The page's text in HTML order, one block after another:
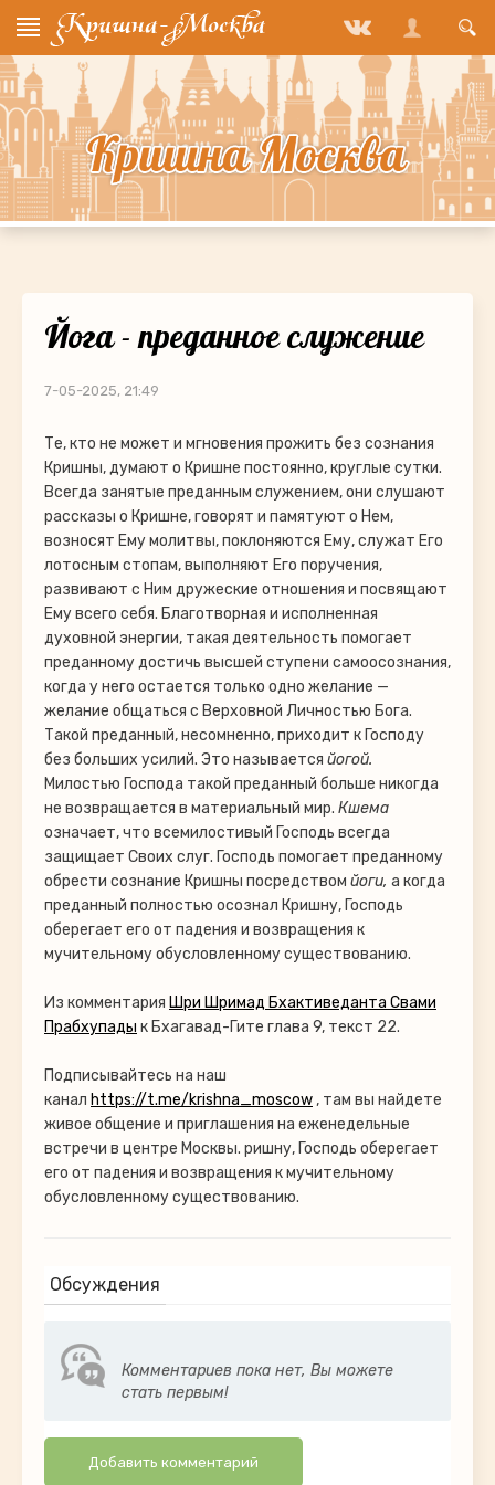
Йога - преданное служение
7-05-2025, 21:49
Те, кто не может и мгновения прожить без сознания
Кришны, думают о Кришне постоянно, круглые сутки.
Всегда занятые преданным служением, они слушают
рассказы о Кришне, говорят и памятуют о Нем,
возносят Ему молитвы, поклоняются Ему, служат Его
лотосным стопам, выполняют Его поручения,
развивают с Ним дружеские отношения и посвящают
Ему всего себя. Благотворная и исполненная
духовной энергии, такая деятельность помогает
преданному достичь высшей ступени самоосознания,
когда у него остается только одно желание —
желание общаться с Верховной Личностью Бога.
Такой преданный, несомненно, приходит к Господу
без больших усилий. Это называется йогой.
Милостью Господа такой преданный больше никогда
не возвращается в материальный мир. Кшема
означает, что всемилостивый Господь всегда
защищает Своих слуг. Господь помогает преданному
обрести сознание Кришны посредством йоги, а когда
преданный полностью осознал Кришну, Господь
оберегает его от падения и возвращения к
мучительному обусловленному существованию.
Из комментария Шри Шримад Бхактиведанта Свами
Прабхупады к Бхагавад-Гите глава 9, текст 22.
Подписывайтесь на наш
канал https://t.me/krishna_moscow , там вы найдете
живое общение и приглашения на еженедельные
встречи в центре Москвы. ришну, Господь оберегает
его от падения и возвращения к мучительному
обусловленному существованию.
Обсуждения
Комментариев пока нет, Вы можете
стать первым!
Добавить комментарий